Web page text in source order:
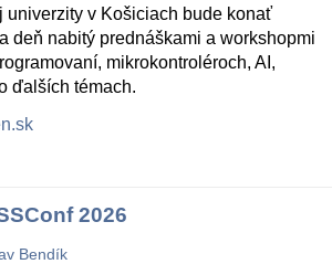
univerzity v Košiciach bude konať
deň nabitý prednáškami a workshopmi
mikrokontroléroch, AI,
ďalších témach.
2026
Bendík